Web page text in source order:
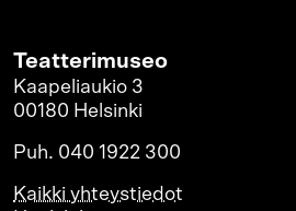
Teatterimuseo
Kaapeliaukio 3
00180 Helsinki
Puh. 040 1922 300
Kaikki yhteystiedot